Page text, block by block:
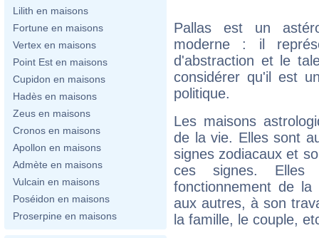
Lilith en maisons
Fortune en maisons
Vertex en maisons
Point Est en maisons
Cupidon en maisons
Hadès en maisons
Zeus en maisons
Cronos en maisons
Apollon en maisons
Admète en maisons
Vulcain en maisons
Poséidon en maisons
Proserpine en maisons
Pallas est un
moderne : il
d'abstraction et le
considérer qu'il est
politique.
Les maisons
de la vie. Elles sont
signes zodiacaux et
ces signes. Elles
fonctionnement de
aux autres, à son
la famille, le couple,